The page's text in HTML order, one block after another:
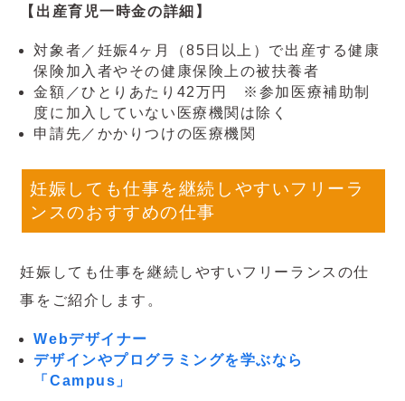
【出産育児一時金の詳細】
対象者／妊娠4ヶ月（85日以上）で出産する健康
保険加入者やその健康保険上の被扶養者
金額／ひとりあたり42万円 ※参加医療補助制
度に加入していない医療機関は除く
申請先／かかりつけの医療機関
妊娠しても仕事を継続しやすいフリーラ
ンスのおすすめの仕事
妊娠しても仕事を継続しやすいフリーランスの仕
事をご紹介します。
Webデザイナー
デザインやプログラミングを学ぶなら
「Campus」